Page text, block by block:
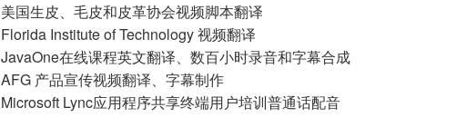
美国生皮、毛皮和皮革协会视频脚本翻译
Florida Institute of Technology 视频翻译
JavaOne在线课程英文翻译、数百小时录音和字幕合成
AFG 产品宣传视频翻译、字幕制作
Microsoft Lync应用程序共享终端用户培训普通话配音